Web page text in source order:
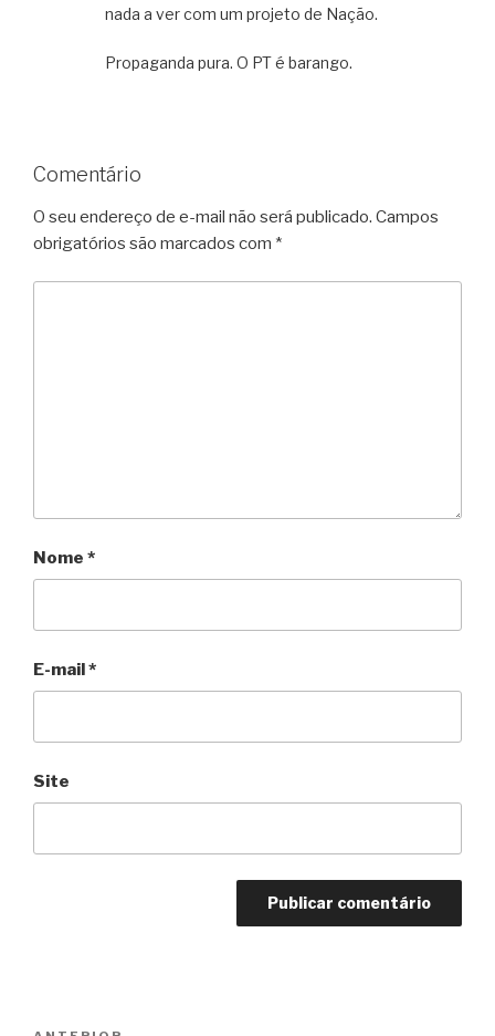
nada a ver com um projeto de Nação.
Propaganda pura. O PT é barango.
Comentário
O seu endereço de e-mail não será publicado. Campos
obrigatórios são marcados com *
Nome *
E-mail*
Site